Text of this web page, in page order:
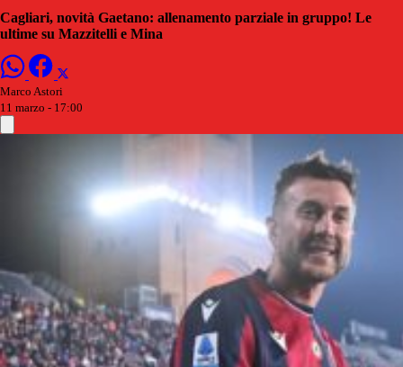
Cagliari, novità Gaetano: allenamento parziale in gruppo! Le
ultime su Mazzitelli e Mina
Marco Astori
11 marzo - 17:00